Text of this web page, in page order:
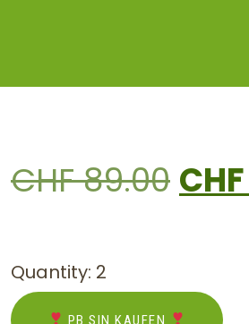
CHF89.00 CHF
Quantity: 2
PB SIN KAUFEN